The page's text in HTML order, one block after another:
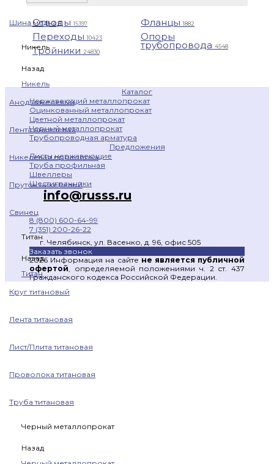
Шина медная
Никель
Назад
Никель
Анод никелевый
Лента никелевая
Никелевая проволока
Пруток никелевый
Свинец
Титан
Назад
Титан
Круг титановый
Лента титановая
Лист/Плита титановая
Проволока титановая
Труба титановая
Черный металлопрокат
Назад
Отводы15397
Переходы10423
Тройники 24830
Фланцы1882
Опоры
трубопровода 4548
Каталог
Нержавеющий металлопрокат
Оцинкованный металлопрокат
Цветной металлопрокат
Черный металлопрокат
Трубопроводная арматура
Предложения
Листы нержавеющие
Труба профильная
Швеллеры
Шестигранники
info@russs.ru
8 (800) 600-64-99
7 (351) 200-26-22
г. Челябинск, ул. Васенко, д. 96, офис 505
Заказать звонок
2026 Информация на сайте не является публичной
офертой , определяемой положениями ч. 2 ст. 437
Гражданского кодекса Российской Федерации.